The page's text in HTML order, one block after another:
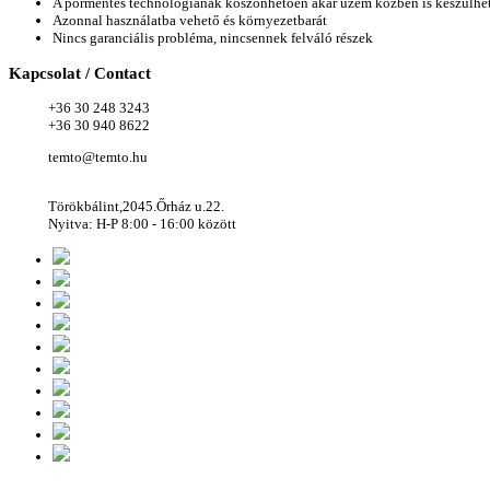
Azonnal használatba vehető és környezetbarát
Nincs garanciális probléma, nincsennek felváló részek
Kapcsolat / Contact
+36 30 248 3243
+36 30 940 8622
temto@temto.hu
Törökbálint,2045.Őrház u.22.
Nyitva: H-P 8:00 - 16:00 között